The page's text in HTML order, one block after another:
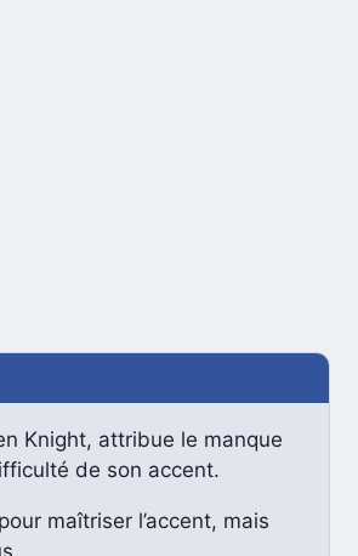
Knight, attribue le manque
de son accent.
maîtriser l’accent, mais